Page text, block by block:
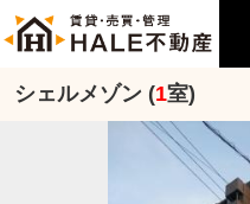
シェルメゾン (1室)